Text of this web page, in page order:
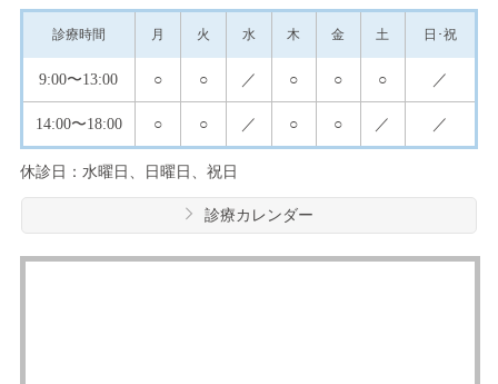
診療時間 月 火 水 木 金 土 日･祝
9:00〜13:00 ○ ○ ／ ○ ○ ○ ／
14:00〜18:00 ○ ○ ／ ○ ○ ／ ／
休診日：水曜日、日曜日、祝日
診療カレンダー